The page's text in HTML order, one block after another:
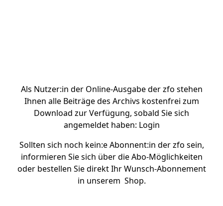
Als Nutzer:in der Online-Ausgabe der zfo stehen
Ihnen alle Beiträge des Archivs kostenfrei zum
Download zur Verfügung, sobald Sie sich
angemeldet haben: Login
Sollten sich noch kein:e Abonnent:in der zfo sein,
informieren Sie sich über dieAbo-Möglichkeiten
oder bestellen Sie direkt Ihr Wunsch-Abonnement
in unserem Shop.